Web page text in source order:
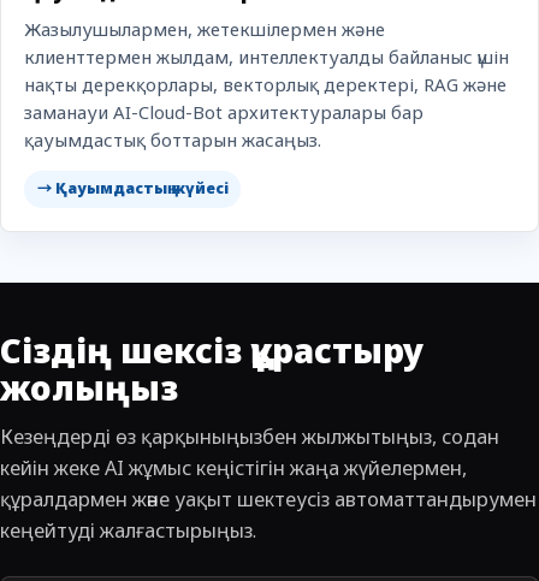
Жазылушылармен, жетекшілермен және
клиенттермен жылдам, интеллектуалды байланыс үшін
нақты дерекқорлары, векторлық деректері, RAG және
заманауи AI-Cloud-Bot архитектуралары бар
қауымдастық боттарын жасаңыз.
→ Қауымдастық жүйесі
Сіздің шексіз құрастыру
жолыңыз
Кезеңдерді өз қарқыныңызбен жылжытыңыз, содан
кейін жеке AI жұмыс кеңістігін жаңа жүйелермен,
құралдармен және уақыт шектеусіз автоматтандырумен
кеңейтуді жалғастырыңыз.